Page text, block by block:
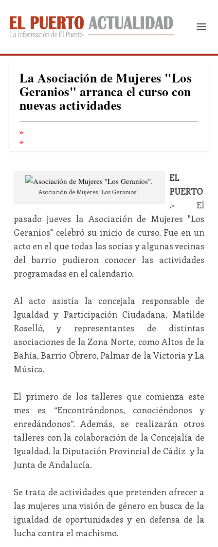
La Asociación de Mujeres "Los
Geranios" arranca el curso con
nuevas actividades
Asociación de Mujeres "Los Geranios".
EL
PUERTO
.-El
pasado jueves la Asociación de Mujeres "Los
Geranios" celebró su inicio de curso. Fue en un
acto en el que todas las socias y algunas vecinas
del barrio pudieron conocer las actividades
programadas en el calendario.
Al acto asistía la concejala responsable de
Igualdad y Participación Ciudadana, Matilde
Roselló, y representantes de distintas
asociaciones de la Zona Norte, como Altos de la
Bahía, Barrio Obrero, Palmar de la Victoria y La
Música.
El primero de los talleres que comienza este
mes es “Encontrándonos, conociéndonos y
enredándonos”. Además, se realizarán otros
talleres con la colaboración de la Concejalía de
Igualdad, la Diputación Provincial de Cádiz y la
Junta de Andalucía.
Se trata de actividades que pretenden ofrecer a
las mujeres una visión de género en busca de la
igualdad de oportunidades y en defensa de la
lucha contra el machismo.